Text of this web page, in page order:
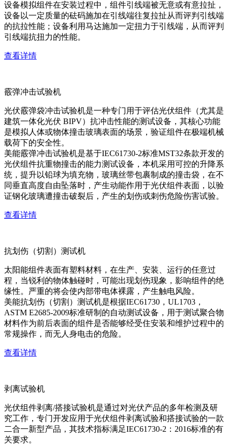
设备模拟组件在安装过程中，组件引线端被无意或有意拉扯，
设备以一定质量的砝码施加在引线端往复拉扯从而评判引线端
的抗拉性能；设备利用马达施加一定扭力于引线端，从而评判
引线端抗扭力的性能。
查看详情
霰弹冲击试验机
光伏霰弹袋冲击试验机是一种专门用于评估光伏组件（尤其是
建筑一体化光伏 BIPV）抗冲击性能的测试设备，其核心功能
是模拟人体或物体撞击玻璃表面的场景，验证组件在极端机械
载荷下的安全性。
美能霰弹冲击试验机是基于IEC61730-2标准MST32条款开发的
光伏组件抗重物撞击的能力测试设备，本机采用可控的升降系
统，提升以铅球为填充物，玻璃丝带包裹制成的撞击袋，在不
同垂直高度自由坠落时，产生动能作用于光伏组件表面，以验
证钢化玻璃遭撞击破裂后，产生的划伤或刺伤危险伤害试验。
查看详情
抗划伤（切割）测试机
太阳能组件表面有塑料材料，在生产、安装、运行的任意过
程，当锐利的物体触碰时，可能出现划伤现象，影响组件的绝
缘性。严重的将会使内部带电体裸露，产生触电风险。
美能抗划伤（切割）测试机是根据IEC61730，UL1703，
ASTM E2685-2009标准研制的自动测试设备，用于测试聚合物
材料作为前后表面的组件是否能够经受住安装和维护过程中的
常规操作，而无人身电击的危险。
查看详情
剥离试验机
光伏组件剥离/搭接试验机是通过对光伏产品的多年检测及研
究工作，专门开发应用于光伏组件剥离试验和搭接试验的一款
二合一新型产品，其技术指标满足IEC61730-2：2016标准的有
关要求。